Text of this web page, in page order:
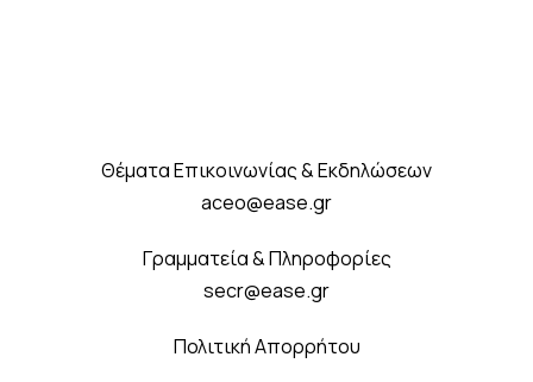
Θέματα Επικοινωνίας & Εκδηλώσεων
aceo@ease.gr
Γραμματεία & Πληροφορίες
secr@ease.gr
Πολιτική Απορρήτου